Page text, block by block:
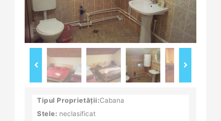
Tipul Proprietății:Cabana
Stele: neclasificat